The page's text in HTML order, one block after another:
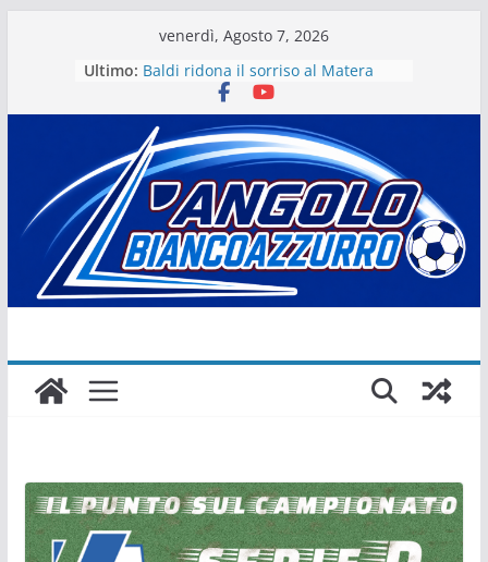
venerdì, Agosto 7, 2026
Ultimo: Baldi ridona il sorriso al Matera
La stagione del Matera 1933 al via
tra i fuochi d’artificio
Il Matera 1933 al lavoro per un
grande futuro. Video intervista col
presidente Michele Motta
Il Bue rinasce. E Matera sogna
Matera – Palmese “nulla” di fatto